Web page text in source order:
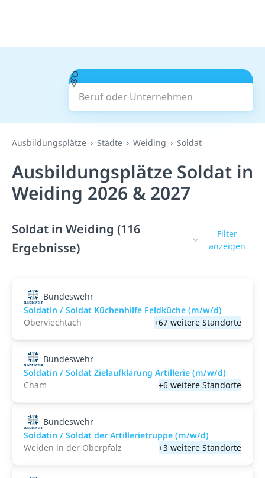
Beruf oder Unternehmen
Suchen
Ausbildungsplätze Städte Weiding Soldat
Ausbildungsplätze Soldat in
Weiding 2026 & 2027
Soldat in Weiding (116
Ergebnisse)
Filter
anzeigen
Bundeswehr
Soldatin / Soldat Küchenhilfe Feldküche (m/w/d)
Oberviechtach
+67 weitere Standorte
Bundeswehr
Soldatin / Soldat Zielaufklärung Artillerie (m/w/d)
Cham
+6 weitere Standorte
Bundeswehr
Soldatin / Soldat der Artillerietruppe (m/w/d)
Weiden in der Oberpfalz
+3 weitere Standorte